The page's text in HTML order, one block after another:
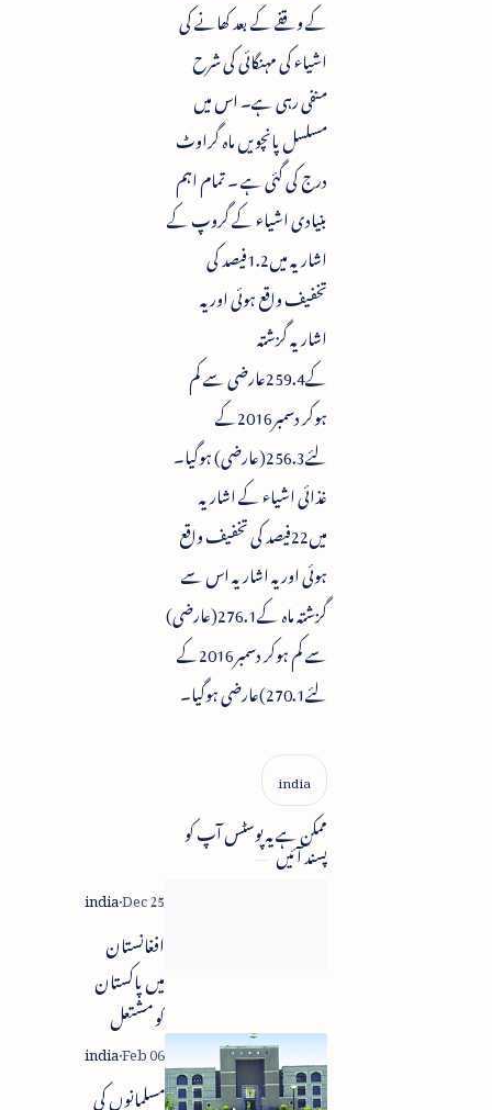
کے وقفے کے بعد کھانے کی
اشیاء کی مہنگائی کی شرح
منفی رہی ہے۔ اس میں
مسلسل پانچویں ماہ گراوٹ
درج کی گئی ہے ۔ تمام اہم
بنیادی اشیاء کے گروپ کے
اشاریہ میں1.2فیصد کی
تخفیف واقع ہوئی اور یہ
اشاریہ گزشتہ
کے259.4عارضی سے کم
ہوکر دسمبر2016کے
لئے256.3(عارضی) ہوگیا۔
غذائی اشیاء کے اشاریہ
میں22فیصد کی تخفیف واقع
ہوئی اور یہ اشاریہ اس سے
گزشتہ ماہ کے276.1(عارضی)
سے کم ہوکر دسمبر2016کے
لئے270.1)عارضی ہوگیا۔
ممکن ہے یہ پوسٹس آپ کو
پسند آئیں
افغانستان
میں پاکستان
کو مشتعل
نہیں کیا جا رہا
مسلمانوں کی